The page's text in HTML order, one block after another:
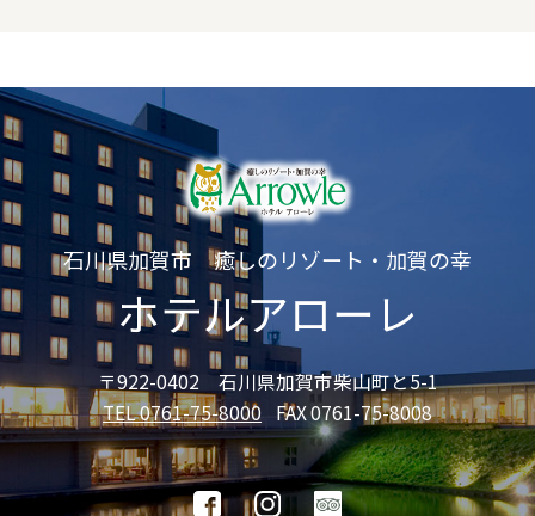
石川県加賀市 癒しのリゾート・加賀の幸
ホテルアローレ
〒922-0402 石川県加賀市柴山町と5-1
TEL 0761-75-8000 FAX 0761-75-8008